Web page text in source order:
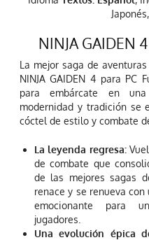
NINJA GAIDEN
La mejor saga de
NINJA GAIDEN 4 para PC
para embárcate en
modernidad y tradición se
cóctel de estilo y combate
La leyenda regresa:
de combate que
de las mejores sagas
renace y se renueva
emocionante para
jugadores.
Una evolución épica